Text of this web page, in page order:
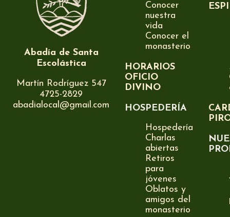
Abadía de Santa
Escolástica
Martín Rodríguez 547
4725-2829
abadialocal@gmail.com
Conocer
nuestra
vida
Conocer el
monasterio
HORARIOS
OFICIO
DIVINO
HOSPEDERÍA
Hospedería
Charlas
abiertas
Retiros
para
jóvenes
Oblatos y
amigos del
monasterio